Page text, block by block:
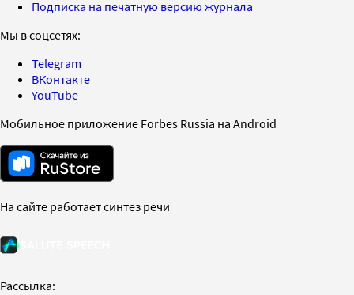
Подписка на печатную версию журнала
Мы в соцсетях:
Telegram
ВКонтакте
YouTube
Мобильное приложение Forbes Russia на Android
На сайте работает синтез речи
Рассылка: